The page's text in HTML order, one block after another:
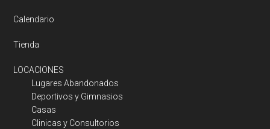
Calendario
Tienda
LOCACIONES
Lugares Abandonados
Deportivos y Gimnasios
Casas
Clinicas y Consultorios